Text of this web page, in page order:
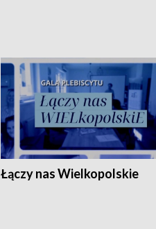
Łączy nas Wielkopolskie